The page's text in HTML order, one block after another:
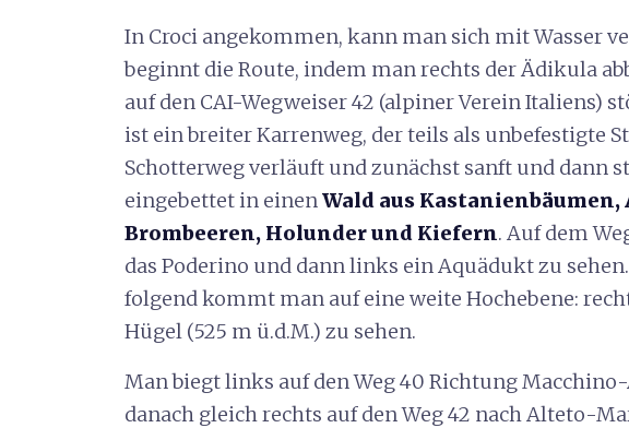
In Croci angekommen, kann man sich mit Wasser
beginnt die Route, indem man rechts der Ädikula
auf den CAI-Wegweiser 42 (alpiner Verein Italiens)
ist ein breiter Karrenweg, der teils als unbefestigte
Schotterweg verläuft und zunächst sanft und dann
eingebettet in einenWald aus Kastanienbäumen,
Brombeeren, Holunder und Kiefern. Auf dem
das Poderino und dann links ein Aquädukt zu
folgend kommt man auf eine weite Hochebene:
Hügel (525 m ü.d.M.) zu sehen.
Man biegt links auf den Weg 40 Richtung
danach gleich rechts auf den Weg 42 nach Alteto-